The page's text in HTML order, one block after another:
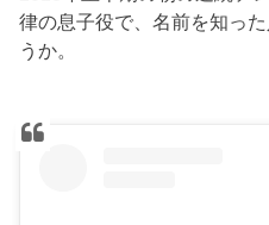
律の息子役で、名前を知っ
うか。